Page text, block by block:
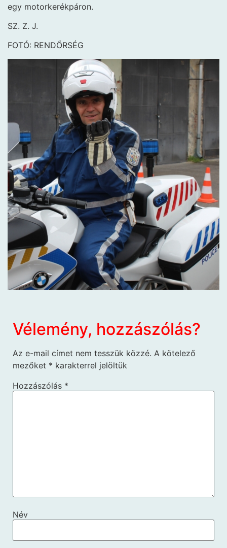
egy motorkerékpáron.
SZ. Z. J.
FOTÓ: RENDŐRSÉG
Vélemény, hozzászólás?
Az e-mail címet nem tesszük közzé. A kötelező
mezőket * karakterrel jelöltük
Hozzászólás *
Név